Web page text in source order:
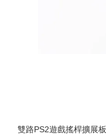
雙路PS2遊戲搖桿擴展板